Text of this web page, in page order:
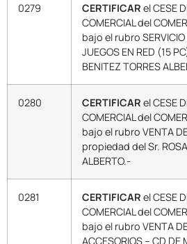
0279 CERTIFICAR el CESE
COMERCIAL del
bajo el rubro SERVICIO
JUEGOS EN RED (15
BENITEZ TORRES
0280 CERTIFICAR el CESE
COMERCIAL del
bajo el rubro VENTA
propiedad del Sr.
ALBERTO.-
0281 CERTIFICAR el CESE
COMERCIAL del
bajo el rubro VENTA
ACCESORIOS – CD